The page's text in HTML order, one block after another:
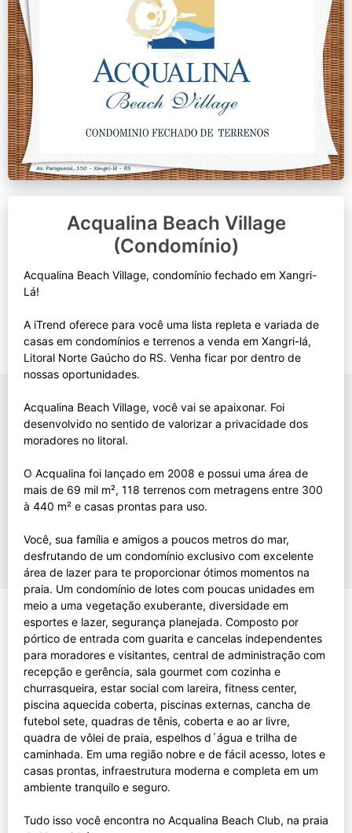
Acqualina Beach Village
(Condomínio)
Acqualina Beach Village, condomínio fechado em Xangri-
Lá!
A iTrend oferece para você uma lista repleta e variada de
casas em condomínios e terrenos a venda em Xangri-lá,
Litoral Norte Gaúcho do RS. Venha ficar por dentro de
nossas oportunidades.
Acqualina Beach Village, você vai se apaixonar. Foi
desenvolvido no sentido de valorizar a privacidade dos
moradores no litoral.
O Acqualina foi lançado em 2008 e possui uma área de
mais de 69 mil m², 118 terrenos com metragens entre 300
à 440 m² e casas prontas para uso.
Você, sua família e amigos a poucos metros do mar,
desfrutando de um condomínio exclusivo com excelente
área de lazer para te proporcionar ótimos momentos na
praia. Um condomínio de lotes com poucas unidades em
meio a uma vegetação exuberante, diversidade em
esportes e lazer, segurança planejada. Composto por
pórtico de entrada com guarita e cancelas independentes
para moradores e visitantes, central de administração com
recepção e gerência, sala gourmet com cozinha e
churrasqueira, estar social com lareira, fitness center,
piscina aquecida coberta, piscinas externas, cancha de
futebol sete, quadras de tênis, coberta e ao ar livre,
quadra de vôlei de praia, espelhos d´água e trilha de
caminhada. Em uma região nobre e de fácil acesso, lotes e
casas prontas, infraestrutura moderna e completa em um
ambiente tranquilo e seguro.
Tudo isso você encontra no Acqualina Beach Club, na praia